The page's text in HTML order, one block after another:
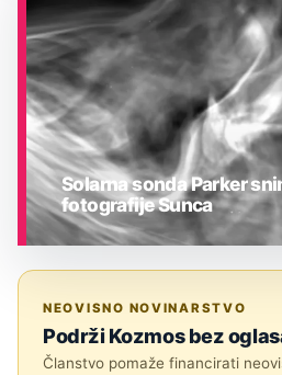
Solarna sonda Parker
fotografije Sunca
NEOVISNO NOVINARSTVO
Podrži Kozmos bez
Članstvo pomaže financirati